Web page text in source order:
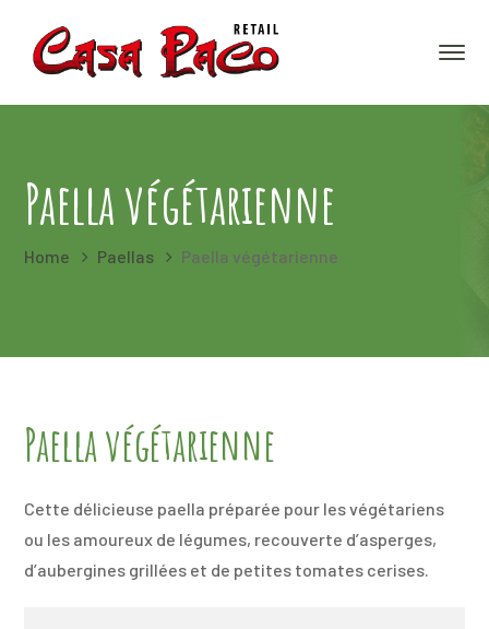
Paella végétarienne
Home Paellas Paella végétarienne
Paella végétarienne
Cette délicieuse paella préparée pour les végétariens
ou les amoureux de légumes, recouverte d’asperges,
d’aubergines grillées et de petites tomates cerises.